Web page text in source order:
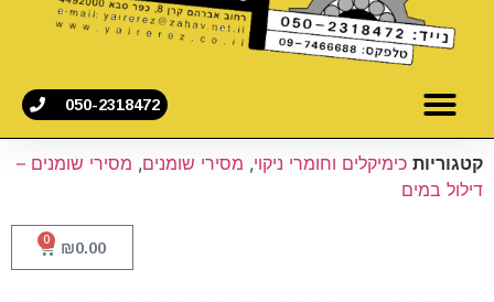
050-2318472
קטגוריות כימיקלים וחומרי ניקוי, מסירי שומנים, מסירי שומנים –
דילול במים
₪0.00
0